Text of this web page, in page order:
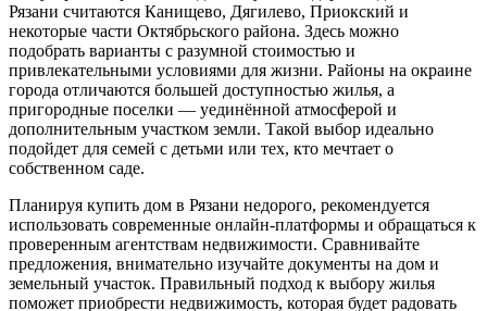
Рязани считаются Канищево, Дягилево, Приокский и
некоторые части Октябрьского района. Здесь можно
подобрать варианты с разумной стоимостью и
привлекательными условиями для жизни. Районы на окраине
города отличаются большей доступностью жилья, а
пригородные поселки — уединённой атмосферой и
дополнительным участком земли. Такой выбор идеально
подойдет для семей с детьми или тех, кто мечтает о
собственном саде.
Планируя купить дом в Рязани недорого, рекомендуется
использовать современные онлайн-платформы и обращаться к
проверенным агентствам недвижимости. Сравнивайте
предложения, внимательно изучайте документы на дом и
земельный участок. Правильный подход к выбору жилья
поможет приобрести недвижимость, которая будет радовать